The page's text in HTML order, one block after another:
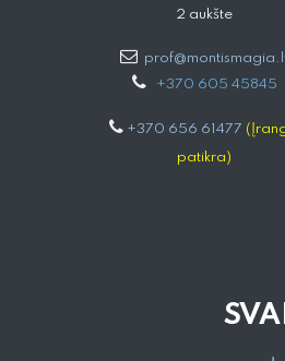
2 aukšte
+370 605 4584​5
+370 656 61477
patikra)